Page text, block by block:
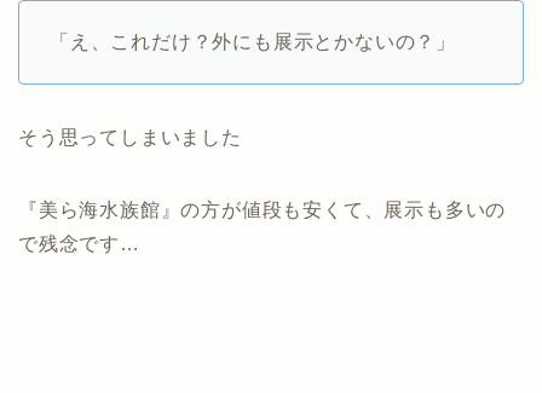
「え、これだけ？外にも展示とかないの？」
そう思ってしまいました
『美ら海水族館』の方が値段も安くて、展示も多いの
で残念です…